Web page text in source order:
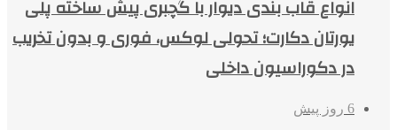
انواع قاب بندی دیوار با گچبری پیش ساخته پلی
یورتان دکارت؛ تحولی لوکس، فوری و بدون تخریب
در دکوراسیون داخلی
6 روز پیش